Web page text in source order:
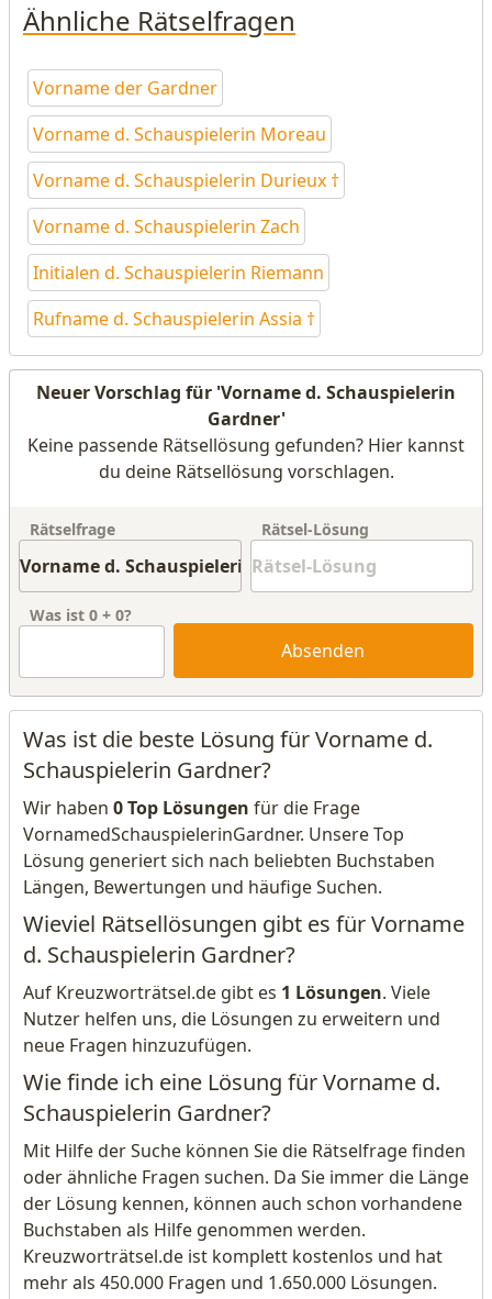
Ähnliche Rätselfragen
Vorname der Gardner
Vorname d. Schauspielerin Moreau
Vorname d. Schauspielerin Durieux †
Vorname d. Schauspielerin Zach
Initialen d. Schauspielerin Riemann
Rufname d. Schauspielerin Assia †
Neuer Vorschlag für 'Vorname d. Schauspielerin
Gardner'
Keine passende Rätsellösung gefunden? Hier kannst
du deine Rätsellösung vorschlagen.
Rätselfrage Rätsel-Lösung
Was ist 0 + 0?
Absenden
Was ist die beste Lösung für Vorname d.
Schauspielerin Gardner?
Wir haben 0 Top Lösungen für die Frage
VornamedSchauspielerinGardner. Unsere Top
Lösung generiert sich nach beliebten Buchstaben
Längen, Bewertungen und häufige Suchen.
Wieviel Rätsellösungen gibt es für Vorname
d. Schauspielerin Gardner?
Auf Kreuzworträtsel.de gibt es 1 Lösungen. Viele
Nutzer helfen uns, die Lösungen zu erweitern und
neue Fragen hinzuzufügen.
Wie finde ich eine Lösung für Vorname d.
Schauspielerin Gardner?
Mit Hilfe der Suche können Sie die Rätselfrage finden
oder ähnliche Fragen suchen. Da Sie immer die Länge
der Lösung kennen, können auch schon vorhandene
Buchstaben als Hilfe genommen werden.
Kreuzworträtsel.de ist komplett kostenlos und hat
mehr als 450.000 Fragen und 1.650.000 Lösungen.